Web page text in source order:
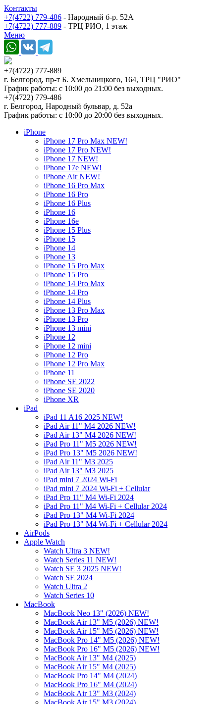
Контакты
+7(4722) 779-486 - Народный б-р. 52А
+7(4722) 777-889 - ТРЦ РИО, 1 этаж
Меню
+7(4722) 777-889
г. Белгород, пр-т Б. Хмельницкого, 164, ТРЦ "РИО"
График работы: с 10:00 до 21:00 без выходных.
+7(4722) 779-486
г. Белгород, Народный бульвар, д. 52а
График работы: с 10:00 до 20:00 без выходных.
iPhone
iPhone 17 Pro Max NEW!
iPhone 17 Pro NEW!
iPhone 17 NEW!
iPhone 17e NEW!
iPhone Air NEW!
iPhone 16 Pro Max
iPhone 16 Pro
iPhone 16 Plus
iPhone 16
iPhone 16e
iPhone 15 Plus
iPhone 15
iPhone 14
iPhone 13
iPhone 15 Pro Max
iPhone 15 Pro
iPhone 14 Pro Max
iPhone 14 Pro
iPhone 14 Plus
iPhone 13 Pro Max
iPhone 13 Pro
iPhone 13 mini
iPhone 12
iPhone 12 mini
iPhone 12 Pro
iPhone 12 Pro Max
iPhone 11
iPhone SE 2022
iPhone SE 2020
iPhone XR
iPad
iPad 11 A16 2025 NEW!
iPad Air 11" M4 2026 NEW!
iPad Air 13" M4 2026 NEW!
iPad Pro 11" M5 2026 NEW!
iPad Pro 13" M5 2026 NEW!
iPad Air 11" M3 2025
iPad Air 13" M3 2025
iPad mini 7 2024 Wi-Fi
iPad mini 7 2024 Wi-Fi + Cellular
iPad Pro 11" M4 Wi-Fi 2024
iPad Pro 11" M4 Wi-Fi + Cellular 2024
iPad Pro 13" M4 Wi-Fi 2024
iPad Pro 13" M4 Wi-Fi + Cellular 2024
AirPods
Apple Watch
Watch Ultra 3 NEW!
Watch Series 11 NEW!
Watch SE 3 2025 NEW!
Watch SE 2024
Watch Ultra 2
Watch Series 10
MacBook
MacBook Neo 13" (2026) NEW!
MacBook Air 13" M5 (2026) NEW!
MacBook Air 15" M5 (2026) NEW!
MacBook Pro 14" M5 (2026) NEW!
MacBook Pro 16" M5 (2026) NEW!
MacBook Air 13" M4 (2025)
MacBook Air 15" M4 (2025)
MacBook Pro 14" M4 (2024)
MacBook Pro 16" M4 (2024)
MacBook Air 13" M3 (2024)
MacBook Air 15" M3 (2024)